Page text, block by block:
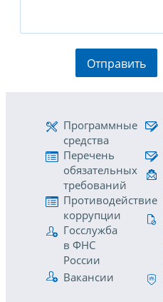
Отправить
Программные
средства
Перечень
обязательных
требований
Противодействие
коррупции
Госслужба
в ФНС
России
Вакансии